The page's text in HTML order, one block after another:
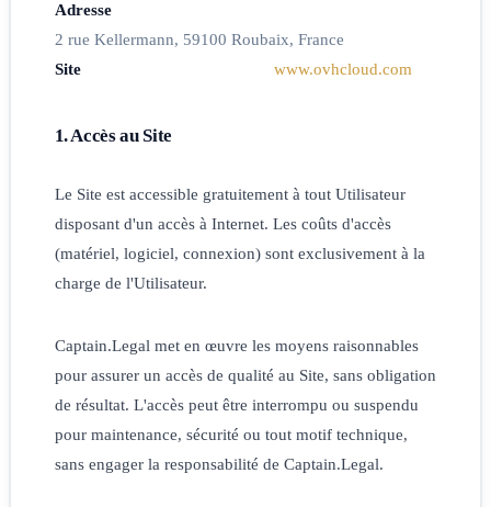
Adresse
2 rue Kellermann, 59100 Roubaix, France
Site
www.ovhcloud.com
1. Accès au Site
Le Site est accessible gratuitement à tout Utilisateur
disposant d'un accès à Internet. Les coûts d'accès
(matériel, logiciel, connexion) sont exclusivement à la
charge de l'Utilisateur.
Captain.Legal met en œuvre les moyens raisonnables
pour assurer un accès de qualité au Site, sans obligation
de résultat. L'accès peut être interrompu ou suspendu
pour maintenance, sécurité ou tout motif technique,
sans engager la responsabilité de Captain.Legal.